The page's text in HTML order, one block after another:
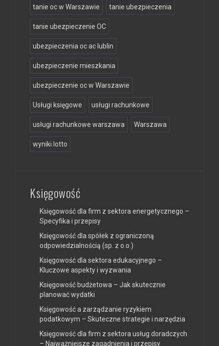
tanie oc w Warszawie tanie ubezpieczenia
tanie ubezpieczenie OC
ubezpieczenia oc ac lublin
ubezpieczenie mieszkania
ubezpieczenie oc w Warszawie
Usługi księgowe usługi rachunkowe
usługi rachunkowe warszawa Warszawa
wyniki lotto
Księgowość
Księgowość dla firm z sektora energetycznego –
Specyfika i przepisy
Księgowość dla spółek z ograniczoną
odpowiedzialnością (sp. z o.o.)
Księgowość dla sektora edukacyjnego –
Kluczowe aspekty i wyzwania
Księgowość budżetowa – Jak skutecznie
planować wydatki
Księgowość a zarządzanie ryzykiem
podatkowym – Skuteczne strategie i narzędzia
Księgowość dla firm z sektora usług doradczych
– Najważniejsze zagadnienia i przepisy